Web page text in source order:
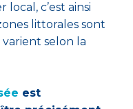
c’est ainsi
littorales sont
varient selon la
est